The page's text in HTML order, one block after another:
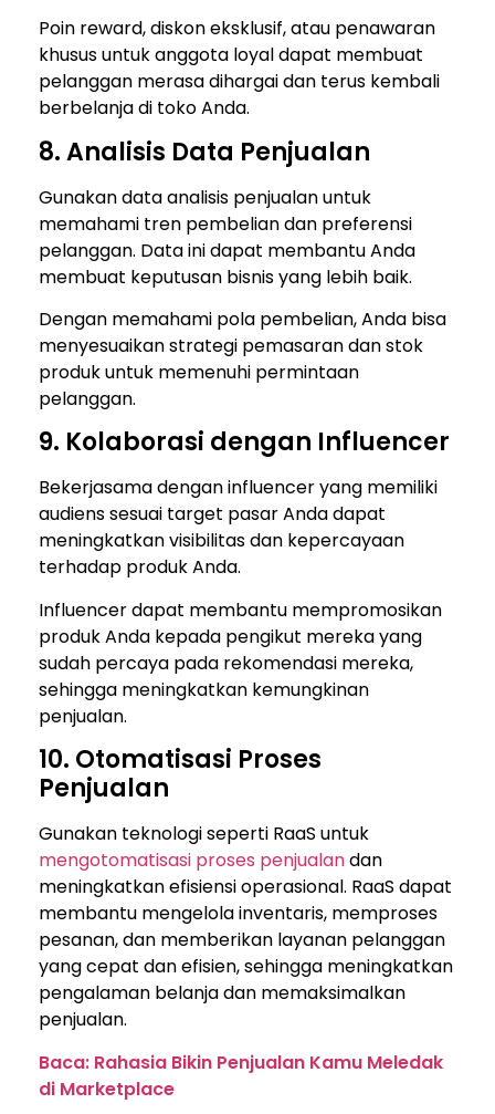
Poin reward, diskon eksklusif, atau penawaran
khusus untuk anggota loyal dapat membuat
pelanggan merasa dihargai dan terus kembali
berbelanja di toko Anda.
8. Analisis Data Penjualan
Gunakan data analisis penjualan untuk
memahami tren pembelian dan preferensi
pelanggan. Data ini dapat membantu Anda
membuat keputusan bisnis yang lebih baik.
Dengan memahami pola pembelian, Anda bisa
menyesuaikan strategi pemasaran dan stok
produk untuk memenuhi permintaan
pelanggan.
9. Kolaborasi dengan Influencer
Bekerjasama dengan influencer yang memiliki
audiens sesuai target pasar Anda dapat
meningkatkan visibilitas dan kepercayaan
terhadap produk Anda.
Influencer dapat membantu mempromosikan
produk Anda kepada pengikut mereka yang
sudah percaya pada rekomendasi mereka,
sehingga meningkatkan kemungkinan
penjualan.
10. Otomatisasi Proses
Penjualan
Gunakan teknologi seperti RaaS untuk
mengotomatisasi proses penjualandan
meningkatkan efisiensi operasional. RaaS dapat
membantu mengelola inventaris, memproses
pesanan, dan memberikan layanan pelanggan
yang cepat dan efisien, sehingga meningkatkan
pengalaman belanja dan memaksimalkan
penjualan.
Baca: Rahasia Bikin Penjualan Kamu Meledak
di Marketplace